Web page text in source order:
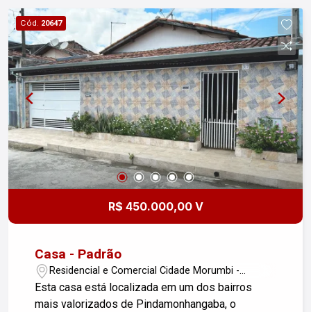
Cód. 20647
R$ 450.000,00 V
Casa - Padrão
Residencial e Comercial Cidade Morumbi -
Pindamonhangaba/SP
Esta casa está localizada em um dos bairros
mais valorizados de Pindamonhangaba, o